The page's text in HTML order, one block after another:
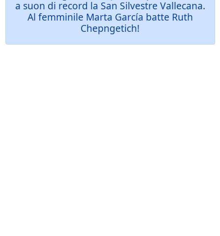
a suon di record la San Silvestre Vallecana.
Al femminile Marta García batte Ruth
Chepngetich!